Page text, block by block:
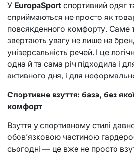
У EuropaSport спортивний одяг
сприймаються не просто як
повсякденного комфорту. Саме
звертають увагу не лише на
універсальність речей. І це
одна й та сама річ підходила і
активного дня, і для
Спортивне взуття: база, без
комфорт
Взуття у спортивному стилі
обов’язковою частиною
сьогодні — це вже не просто